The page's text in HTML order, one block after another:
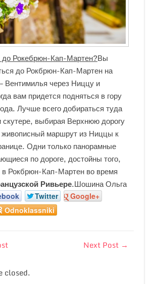
до Рокебрюн-Кап-Мартен?Вы
до Рокбрюн-Кап-Мартен на
Вентимилья через Ниццу и
вам придется подняться в гору
Лучше всего добираться туда
выбирая Верхнюю дорогу
живописный маршрут из Ниццы к
Одни только панорамные
по дороге, достойны того,
в Рокбрюн-Кап-Мартен во время
Ривьере.Шошина Ольга
Twitter
Google+
Odnoklassniki
Next Post →
closed.